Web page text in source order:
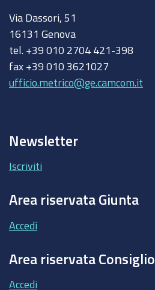
Via Dassori, 51
16131 Genova
tel. +39 010 2704 421-398
fax +39 010 3621027
ufficio.metrico@ge.camcom.it
Newsletter
Iscriviti
Area riservata Giunta
Accedi
Area riservata Consiglio
Accedi